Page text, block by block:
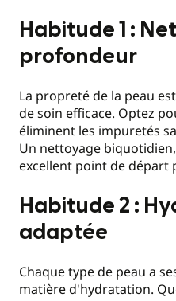
Habitude 1 :
profondeur
La propreté de la peau
de soin efficace. Optez
éliminent les impuretés
Un nettoyage
excellent point de départ
Habitude 2 :
adaptée
Chaque type de peau a
matière d'hydratation.